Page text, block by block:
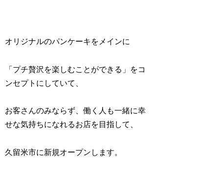
オリジナルのパンケーキをメインに
「プチ贅沢を楽しむことができる」をコ
ンセプトにしていて、
お客さんのみならず、働く人も一緒に幸
せな気持ちになれるお店を目指して、
久留米市に新規オープンします。